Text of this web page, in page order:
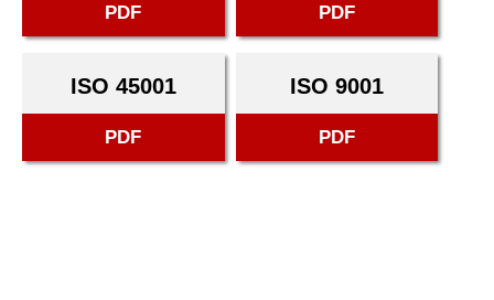
PDF PDF
ISO 45001
PDF
ISO 9001
PDF